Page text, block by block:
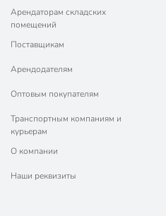
Арендаторам складских
помещений
Поставщикам
Арендодателям
Оптовым покупателям
Транспортным компаниям и
курьерам
О компании
Наши реквизиты